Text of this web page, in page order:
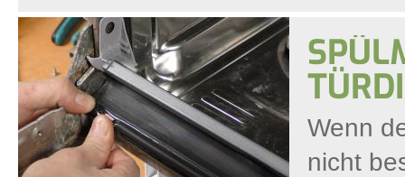
Wenn
nicht